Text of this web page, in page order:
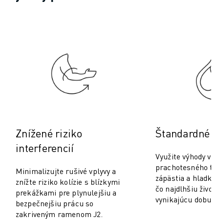
ROBOCUT SOFTVÉR
PREVENTÍVNA ÚDRŽBA ROBOCUT
UDRŽATEĽNOSŤ ROBOCUT
INTELIGENTNÉ TOVÁRENSKÉ RIEŠENIA NA ZVÝŠENIE
REGISTRÁCIA PRODUKTU » FANUC PORTAL
PRÍPADOVÉ ŠTÚDIE
ODVETVIA
VŠETKY ODVETVIA
LETECKÝ PRIEMYSEL
AUTOMOBILOVÝ PRIEMYSEL
Znížené riziko
interferencií
Minimalizujte rušivé vplyvy a
znížte riziko kolízie s blízkymi
prekážkami pre plynulejšiu a
bezpečnejšiu prácu so
zakriveným ramenom J2.
Štandardné
Využite výhody
prachotesného
zápästia a
čo najdlhšiu
vynikajúcu dobu